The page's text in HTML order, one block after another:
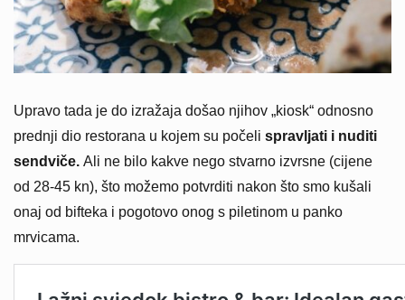
Upravo tada je do izražaja došao njihov „kiosk“ odnosno
prednji dio restorana u kojem su počeli spravljati i nuditi
sendviče. Ali ne bilo kakve nego stvarno izvrsne (cijene
od 28-45 kn), što možemo potvrditi nakon što smo kušali
onaj od bifteka i pogotovo onog s piletinom u panko
mrvicama.